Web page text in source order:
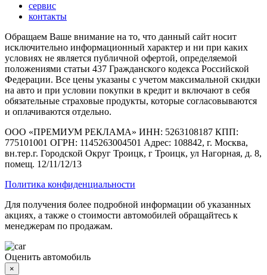
сервис
контакты
Обращаем Ваше внимание на то, что данный сайт носит
исключительно информационный характер и ни при каких
условиях не является публичной офертой, определяемой
положениями статьи 437 Гражданского кодекса Российской
Федерации. Все цены указаны с учетом максимальной скидки
на авто и при условии покупки в кредит и включают в себя
обязательные страховые продукты, которые согласовываются
и оплачиваются отдельно.
ООО «ПРЕМИУМ РЕКЛАМА» ИНН: 5263108187 КПП:
775101001 ОГРН: 1145263004501 Адрес: 108842, г. Москва,
вн.тер.г. Городской Округ Троицк, г Троицк, ул Нагорная, д. 8,
помещ. 12/11/12/13
Политика конфиденциальности
Для получения более подробной информации об указанных
акциях, а также о стоимости автомобилей обращайтесь к
менеджерам по продажам.
Оценить автомобиль
×